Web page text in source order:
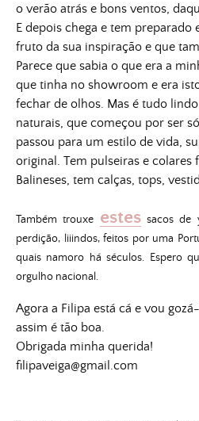
o verão atrás e bons ventos,
E depois chega e tem preparado
fruto da sua inspiração e que
Parece que sabia o que era a
que tinha no showroom e era
fechar de olhos. Mas é tudo
naturais, que começou por ser
passou para um estilo de vida,
original. Tem pulseiras e colares
Balineses, tem calças, tops,
Também trouxe estessacos de
perdição, liiindos, feitos por uma
quais namoro há séculos. Espero
orgulho nacional.
Agora a Filipa está cá e vou
assim é tão boa.
Obrigada minha querida!
filipaveiga@gmail.com